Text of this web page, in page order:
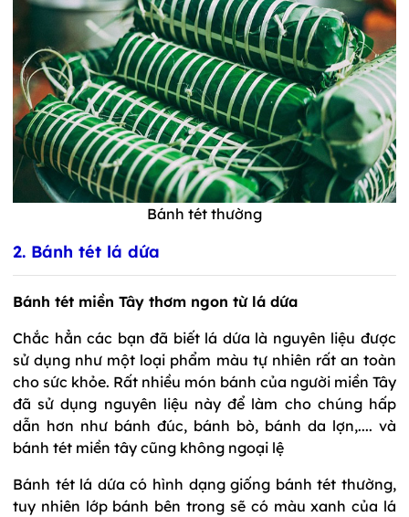
Bánh tét thường
2. Bánh tét lá dứa
Bánh tét miền Tây thơm ngon từ lá dứa
Chắc hẳn các bạn đã biết lá dứa là nguyên liệu được
sử dụng như một loại phẩm màu tự nhiên rất an toàn
cho sức khỏe. Rất nhiều món bánh của người miền Tây
đã sử dụng nguyên liệu này để làm cho chúng hấp
dẫn hơn như bánh đúc, bánh bò, bánh da lợn,.... và
bánh tét miền tây cũng không ngoại lệ
Bánh tét lá dứa có hình dạng giống bánh tét thường,
tuy nhiên lớp bánh bên trong sẽ có màu xanh của lá